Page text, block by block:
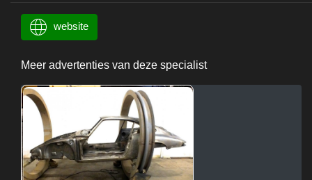
website
Meer advertenties van deze specialist